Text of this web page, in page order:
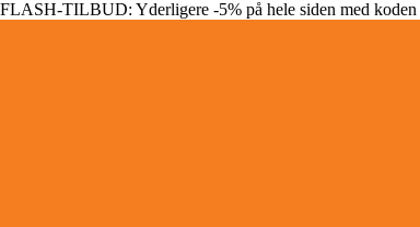
FLASH-TILBUD: Yderligere -5% på hele siden med koden